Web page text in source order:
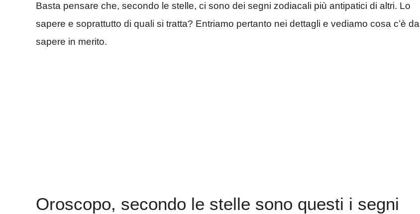
Basta pensare che, secondo le stelle, ci sono dei segni zodiacali più antipatici di altri. Lo
sapere e soprattutto di quali si tratta? Entriamo pertanto nei dettagli e vediamo cosa c’è da
sapere in merito.
Oroscopo, secondo le stelle sono questi i segni